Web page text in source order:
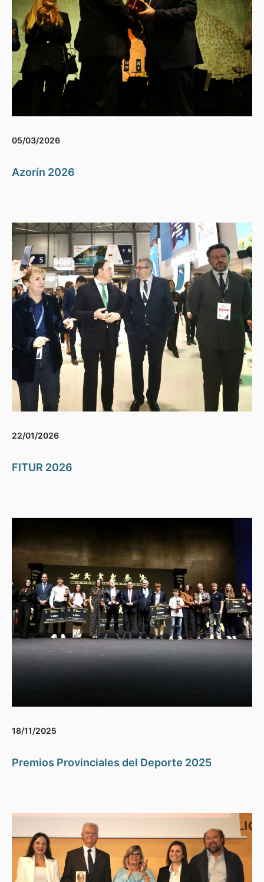
05/03/2026
Azorín 2026
22/01/2026
FITUR 2026
18/11/2025
Premios Provinciales del Deporte 2025